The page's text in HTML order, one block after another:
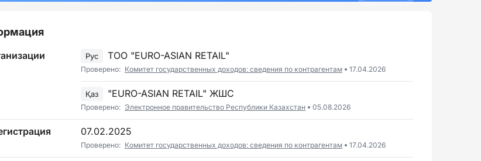
Рус ТОО "EURO-ASIAN RETAIL"
Проверено: Комитет государственных доходов: сведения по контрагентам 17.04.2026
Қаз "EURO-ASIAN RETAIL" ЖШС
Проверено: Электронное правительство Республики Казахстан 05.08.2026
07.02.2025
Проверено: Комитет государственных доходов: сведения по контрагентам 17.04.2026